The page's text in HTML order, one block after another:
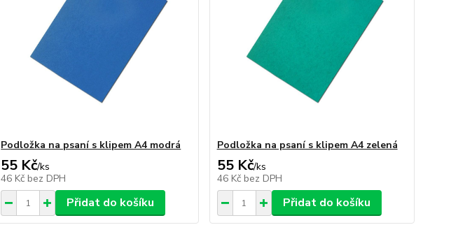
Podložka na psaní s klipem A4 modrá
55 Kč/ks
46 Kč bez DPH
Přidat do košíku
Podložka na psaní s klipem A4 zelená
55 Kč/ks
46 Kč bez DPH
Přidat do košíku